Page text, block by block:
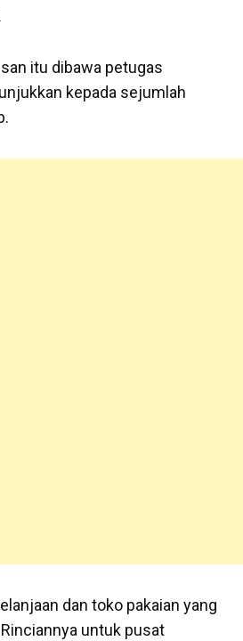
itu dibawa petugas
kepada sejumlah
dan toko pakaian yang
untuk pusat